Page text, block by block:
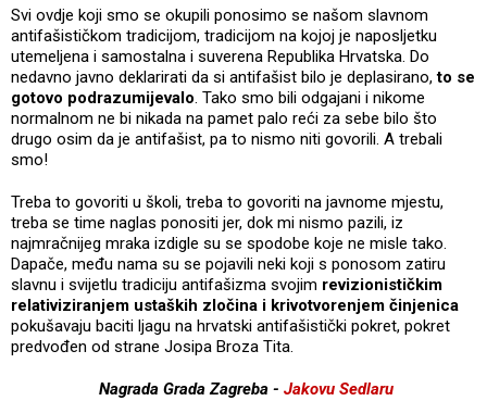
Svi ovdje koji smo se okupili ponosimo se našom slavnom
antifašističkom tradicijom, tradicijom na kojoj je naposljetku
utemeljena i samostalna i suverena Republika Hrvatska. Do
nedavno javno deklarirati da si antifašist bilo je deplasirano,to se
gotovo podrazumijevalo. Tako smo bili odgajani i nikome
normalnom ne bi nikada na pamet palo reći za sebe bilo što
drugo osim da je antifašist, pa to nismo niti govorili. A trebali
smo!
Treba to govoriti u školi, treba to govoriti na javnome mjestu,
treba se time naglas ponositi jer, dok mi nismo pazili, iz
najmračnijeg mraka izdigle su se spodobe koje ne misle tako.
Dapače, među nama su se pojavili neki koji s ponosom zatiru
slavnu i svijetlu tradiciju antifašizma svojim revizionističkim
relativiziranjem ustaških zločina i krivotvorenjem činjenica
pokušavaju baciti ljagu na hrvatski antifašistički pokret, pokret
predvođen od strane Josipa Broza Tita.
Nagrada Grada Zagreba - Jakovu Sedlaru